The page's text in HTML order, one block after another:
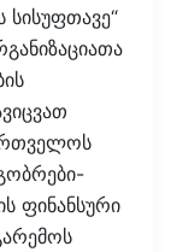
ფინანსური